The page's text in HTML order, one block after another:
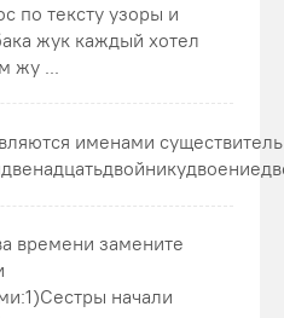
по тексту узоры и
жук каждый хотел
жу ...
именами
времени замените
начали